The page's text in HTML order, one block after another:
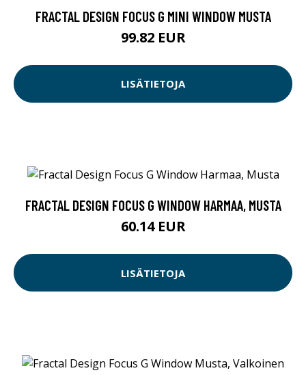
FRACTAL DESIGN FOCUS G MINI WINDOW MUSTA
99.82 EUR
LISÄTIETOJA
FRACTAL DESIGN FOCUS G WINDOW HARMAA, MUSTA
60.14 EUR
LISÄTIETOJA